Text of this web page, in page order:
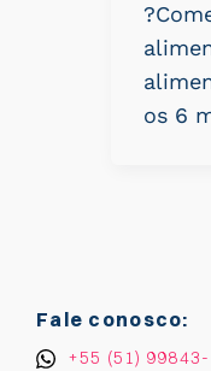
os 6
Fale conosco:
+55 (51)